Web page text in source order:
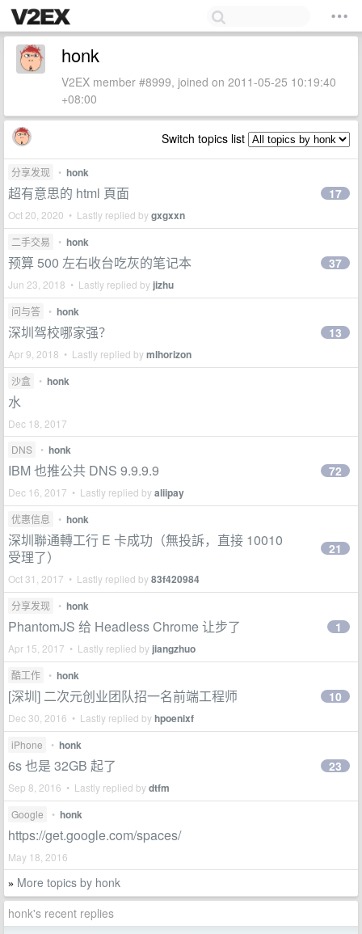
honk
V2EX member #8999, joined on 2011-05-25 10:19:40
+08:00
Switch topics list
分享发现 • honk
超有意思的 html 頁面
Oct 20, 2020 • Lastly replied bygxgxxn
17
二手交易 • honk
预算 500 左右收台吃灰的笔记本
Jun 23, 2018 • Lastly replied by jizhu
37
问与答 • honk
深圳驾校哪家强？
Apr 9, 2018 • Lastly replied bymlhorizon
13
沙盒 • honk
水
Dec 18, 2017
DNS
• honk
IBM 也推公共 DNS 9.9.9.9
Dec 16, 2017 • Lastly replied byaliipay
72
优惠信息 • honk
深圳聯通轉工行 E 卡成功（無投訴，直接 10010
受理了）
Oct 31, 2017 • Lastly replied by83f420984
21
分享发现 • honk
PhantomJS 给 Headless Chrome 让步了
Apr 15, 2017 • Lastly replied by jiangzhuo
1
酷工作 • honk
[深圳] 二次元创业团队招一名前端工程师
Dec 30, 2016 • Lastly replied byhpoenixf
10
iPhone • honk
6s 也是 32GB 起了
Sep 8, 2016 • Lastly replied bydtfm
23
Google • honk
https://get.google.com/spaces/
May 18, 2016
» More topics by honk
honk's recent replies